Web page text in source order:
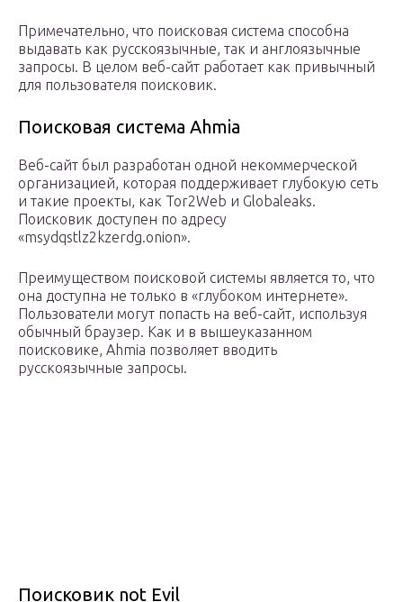
Примечательно, что поисковая система способна
выдавать как русскоязычные, так и англоязычные
запросы. В целом веб-сайт работает как привычный
для пользователя поисковик.
Поисковая система Ahmia
Веб-сайт был разработан одной некоммерческой
организацией, которая поддерживает глубокую сеть
и такие проекты, как Tor2Web и Globaleaks.
Поисковик доступен по адресу
«msydqstlz2kzerdg.onion».
Преимуществом поисковой системы является то, что
она доступна не только в «глубоком интернете».
Пользователи могут попасть на веб-сайт, используя
обычный браузер. Как и в вышеуказанном
поисковике, Ahmia позволяет вводить
русскоязычные запросы.
Поисковик not Evil